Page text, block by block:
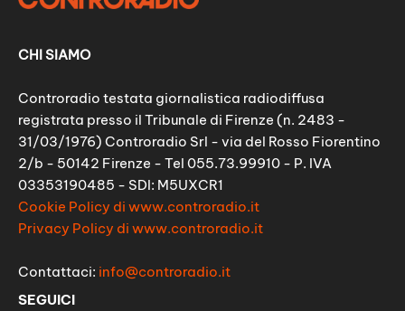
CHI SIAMO
Controradio testata giornalistica radiodiffusa
registrata presso il Tribunale di Firenze (n. 2483 -
31/03/1976) Controradio Srl - via del Rosso Fiorentino
2/b - 50142 Firenze - Tel 055.73.99910 - P. IVA
03353190485 - SDI: M5UXCR1
Cookie Policy di www.controradio.it
Privacy Policy di www.controradio.it
Contattaci: info@controradio.it
SEGUICI